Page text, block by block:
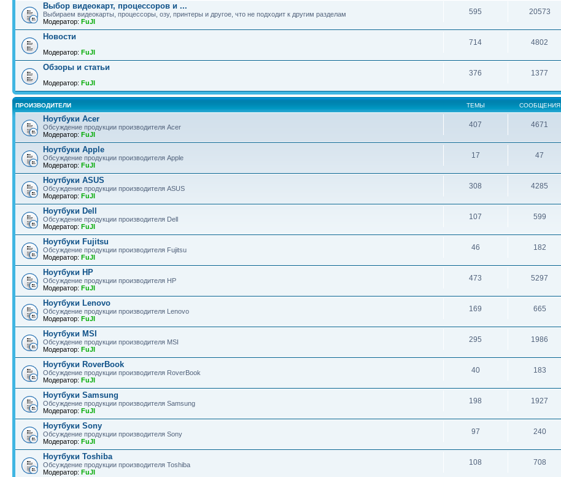
Выбор видеокарт, процессоров и ...
Выбираем видеокарты, процессоры, озу, принтеры и другое, что не подходит к другим разделам
Модератор: FuJI
595 20573
Новости
Модератор: FuJI
714 4802
Обзоры и статьи
Модератор: FuJI
376 1377
ПРОИЗВОДИТЕЛИ ТЕМЫ СООБЩЕНИЯ
Ноутбуки Acer
Обсуждение продукции производителя Acer
Модератор: FuJI
407 4671
Ноутбуки Apple
Обсуждение продукции производителя Apple
Модератор: FuJI
17 47
Ноутбуки ASUS
Обсуждение продукции производителя ASUS
Модератор: FuJI
308 4285
Ноутбуки Dell
Обсуждение продукции производителя Dell
Модератор: FuJI
107 599
Ноутбуки Fujitsu
Обсуждение продукции производителя Fujitsu
Модератор: FuJI
46 182
Ноутбуки HP
Обсуждение продукции производителя HP
Модератор: FuJI
473 5297
Ноутбуки Lenovo
Обсуждение продукции производителя Lenovo
Модератор: FuJI
169 665
Ноутбуки MSI
Обсуждение продукции производителя MSI
Модератор: FuJI
295 1986
Ноутбуки RoverBook
Обсуждение продукции производителя RoverBook
Модератор: FuJI
40 183
Ноутбуки Samsung
Обсуждение продукции производителя Samsung
Модератор: FuJI
198 1927
Ноутбуки Sony
Обсуждение продукции производителя Sony
Модератор: FuJI
97 240
Ноутбуки Toshiba
Обсуждение продукции производителя Toshiba
Модератор: FuJI
108 708